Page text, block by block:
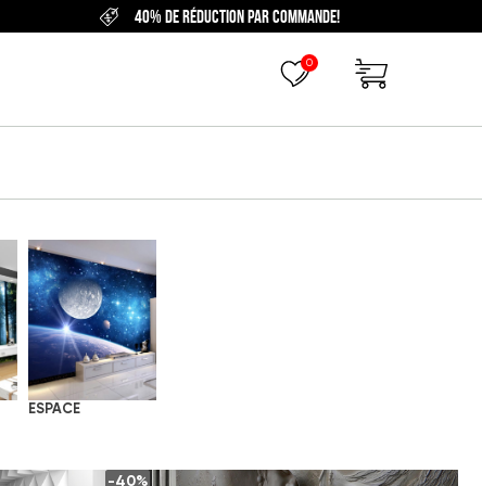
40% DE RÉDUCTION PAR COMMANDE!
0
ESPACE
-40%